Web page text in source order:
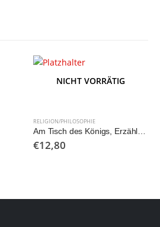
NICHT VORRÄTIG
RELIGION/PHILOSOPHIE
Am Tisch des Königs, Erzählungen für Erstkommunikanten
€12,80